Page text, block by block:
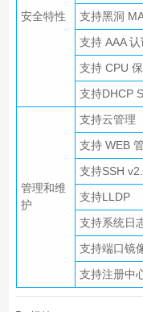
安全特性
支持黑洞
支持 AAA 认
支持 CPU
支持DHCP
管理和维
护
支持云管理
支持 WEB
支持SSH
支持LLDP
支持系统日
支持端口镜
支持注册中